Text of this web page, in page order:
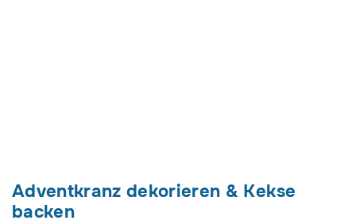
Adventkranz dekorieren & Kekse
backen